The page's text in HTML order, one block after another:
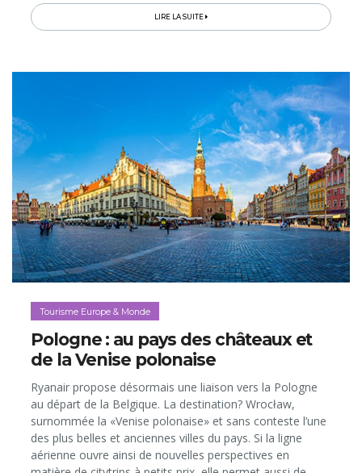
LIRE LA SUITE
Tourisme Europe & Monde
Pologne : au pays des châteaux et
de la Venise polonaise
Ryanair propose désormais une liaison vers la Pologne
au départ de la Belgique. La destination? Wrocław,
surnommée la «Venise polonaise» et sans conteste l’une
des plus belles et anciennes villes du pays. Si la ligne
aérienne ouvre ainsi de nouvelles perspectives en